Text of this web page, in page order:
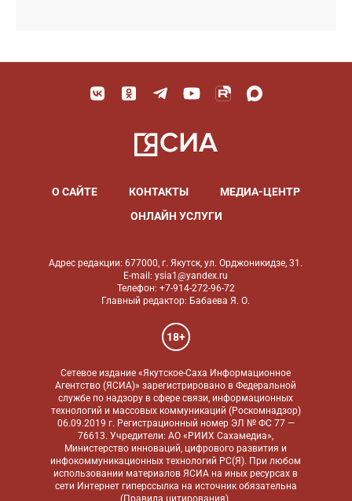
О САЙТЕ КОНТАКТЫ
МЕДИА-ЦЕНТР
ОНЛАЙН УСЛУГИ
Адрес редакции: 677000, г. Якутск, ул. Орджоникидзе, 31.
E-mail: ysia1@yandex.ru
Телефон: +7-914-272-96-72
Главный редактор: Бабаева Я. О.
18+
Сетевое издание «Якутское-Саха Информационное
Агентство (ЯСИА)» зарегистрировано в Федеральной
службе по надзору в сфере связи, информационных
технологий и массовых коммуникаций (Роскомнадзор)
06.09.2019 г. Регистрационный номер ЭЛ № ФС 77 —
76613. Учредители: АО «РИИХ Сахамедиа»,
Министерство инноваций, цифрового развития и
инфокоммуникационных технологий РС(Я). При любом
использовании материалов ЯСИА на иных ресурсах в
сети Интернет гиперссылка на источник обязательна
(Правила цитирования).